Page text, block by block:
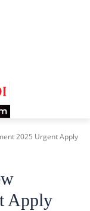
2025 Urgent Apply
Apply